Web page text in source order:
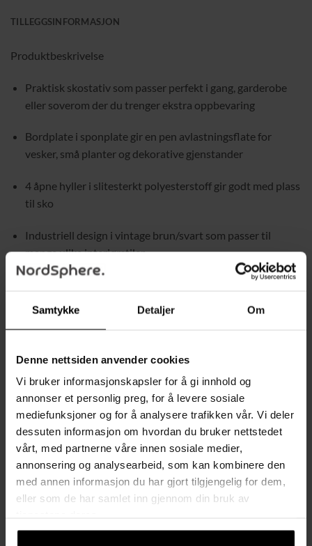
Samtykke Detaljer Om
Denne nettsiden anvender cookies
Vi bruker informasjonskapsler for å gi innhold og
annonser et personlig preg, for å levere sosiale
mediefunksjoner og for å analysere trafikken vår. Vi deler
dessuten informasjon om hvordan du bruker nettstedet
vårt, med partnerne våre innen sosiale medier,
annonsering og analysearbeid, som kan kombinere den
med annen informasjon du har gjort tilgjengelig for dem,
eller som de har samlet inn gjennom din bruk av
TILLEGGSINFORMASJON
Produktbeskrivelse
Praktisk skostativ som passer perfekt i gang, garderobe
eller soverom der du trenger ekstra oppbevaring
Bordplate i sponplate gir en pen avlastningsflate for
vesker, små planter og dekorative gjenstander
4 åpne hyller i slitesterkt polyesterstoff gir godt med plass
til sko
Industriell design i vintage brun/svart som passer til
mange ulike interiørstiler
Stabil konstruksjon i sponplate og stål for daglig bruk
Veltesikring følger med for økt sikkerhet
Farge: vintage brun/svart
Materiale: sponplate, stål, polyesterstoff
Størrelse: 75 × 30 × 91 cm (L × B × H)
Vekt: 5,4 kg
Maks statisk belastning bordplate: 30 kg